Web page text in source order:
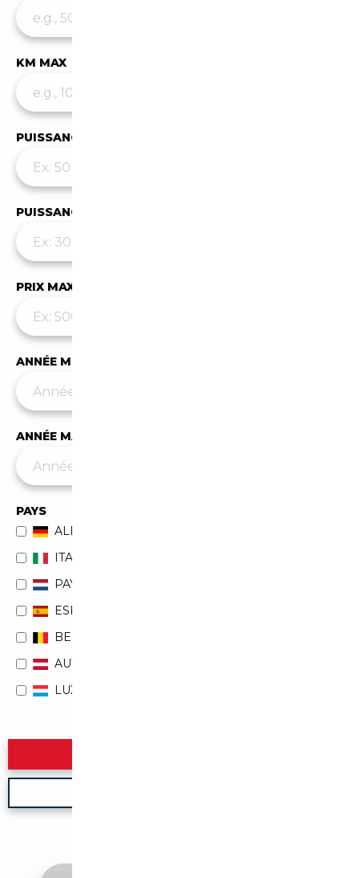
KM MAX
PUISSANCE MIN
PUISSANCE MAX
PRIX MAX (€)
ANNÉE MIN
ANNÉE MAX
PAYS
ALLEMAGNE
ITALIE
PAYS-BAS
ESPAGNE
BELGIQUE
AUTRICHE
LUXEMBOURG